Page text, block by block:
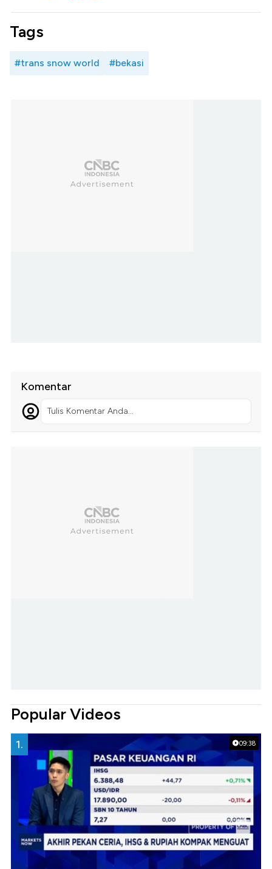
Tags
#trans snow world #bekasi
Komentar
Tulis Komentar Anda...
Popular Videos
09:38
1.